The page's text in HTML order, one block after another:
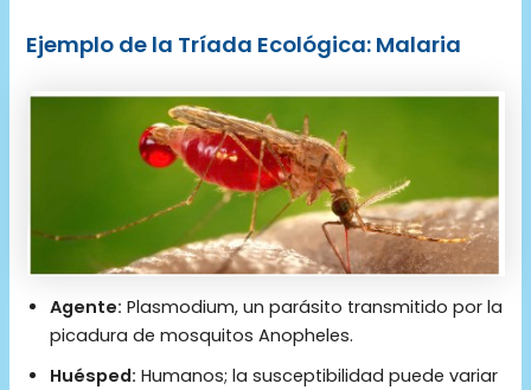
Ejemplo de la Tríada Ecológica: Malaria
Agente: Plasmodium, un parásito transmitido por la
picadura de mosquitos Anopheles.
Huésped: Humanos; la susceptibilidad puede variar